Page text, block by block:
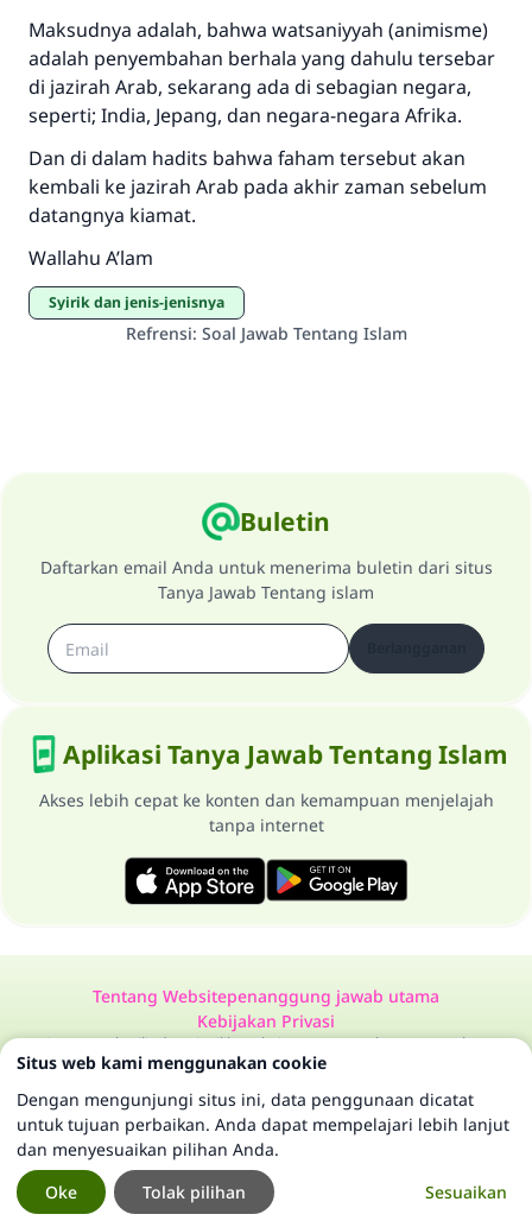
Maksudnya adalah, bahwa watsaniyyah (animisme)
adalah penyembahan berhala yang dahulu tersebar
di jazirah Arab, sekarang ada di sebagian negara,
seperti; India, Jepang, dan negara-negara Afrika.
Dan di dalam hadits bahwa faham tersebut akan
kembali ke jazirah Arab pada akhir zaman sebelum
datangnya kiamat.
Wallahu A’lam
Syirik dan jenis-jenisnya
Refrensi: Soal Jawab Tentang Islam
Buletin
Daftarkan email Anda untuk menerima buletin dari situs
Tanya Jawab Tentang islam
Aplikasi Tanya Jawab Tentang Islam
Akses lebih cepat ke konten dan kemampuan menjelajah
tanpa internet
Tentang Websitepenanggung jawab utama
Kebijakan Privasi
Semua Hak Dilindungi Milik Website Tanya Jawab Tentang Islam
1997-2025 ©
Situs web kami menggunakan cookie
Dengan mengunjungi situs ini, data penggunaan dicatat
untuk tujuan perbaikan. Anda dapat mempelajari lebih lanjut
dan menyesuaikan pilihan Anda.
Sesuaikan
Tolak pilihan
Oke